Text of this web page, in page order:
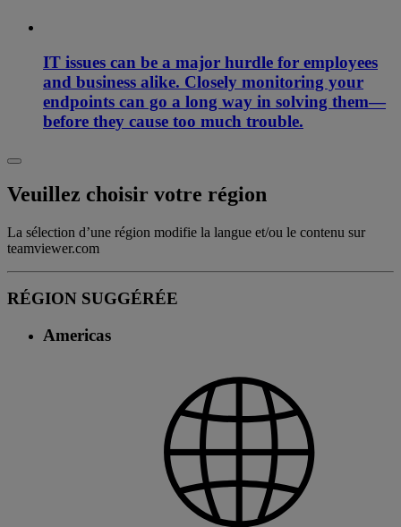
IT issues can be a major hurdle for employees
and business alike. Closely monitoring your
endpoints can go a long way in solving them—
before they cause too much trouble.
Veuillez choisir votre région
La sélection d’une région modifie la langue et/ou le contenu sur
teamviewer.com
RÉGION SUGGÉRÉE
Americas